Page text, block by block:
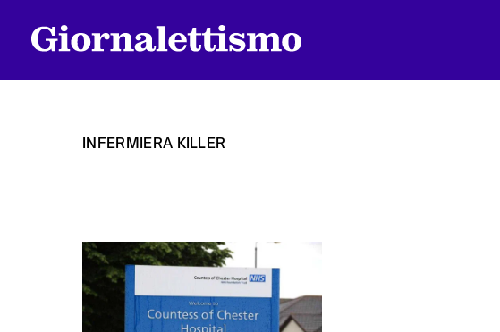
Chi siamo
INFERMIERA KILLER